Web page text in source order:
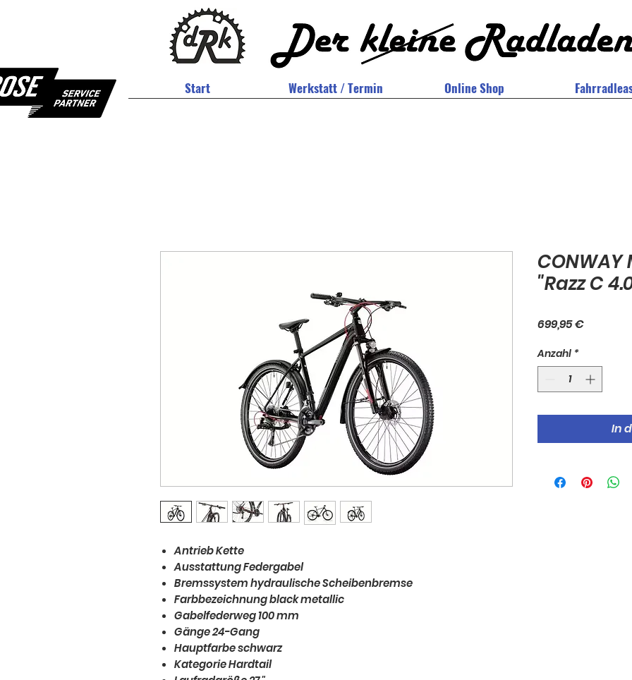
Start Werkstatt / Termin Online Shop
Antrieb Kette
Ausstattung Federgabel
Bremssystem hydraulische Scheibenbremse
Farbbezeichnung black metallic
Gabelfederweg 100 mm
Gänge 24-Gang
Hauptfarbe schwarz
Kategorie Hardtail
"Razz C
699,95 €Preis
Anzahl *
In